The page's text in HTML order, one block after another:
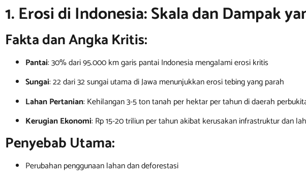
1. Erosi di Indonesia: Skala dan Dampak
Fakta dan Angka Kritis:
Pantai: 30% dari 95.000 km garis pantai Indonesia mengalami erosi kritis
Sungai: 22 dari 32 sungai utama di Jawa menunjukkan erosi tebing yang parah
Lahan Pertanian: Kehilangan 3-5 ton tanah per hektar per tahun di daerah
Kerugian Ekonomi: Rp 15-20 triliun per tahun akibat kerusakan infrastruktur dan
Penyebab Utama:
Perubahan penggunaan lahan dan deforestasi